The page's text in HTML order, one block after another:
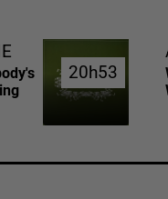
20h53
20h53